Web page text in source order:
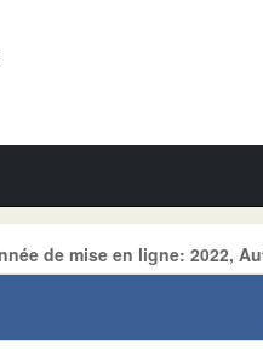
de mise en ligne: 2022,